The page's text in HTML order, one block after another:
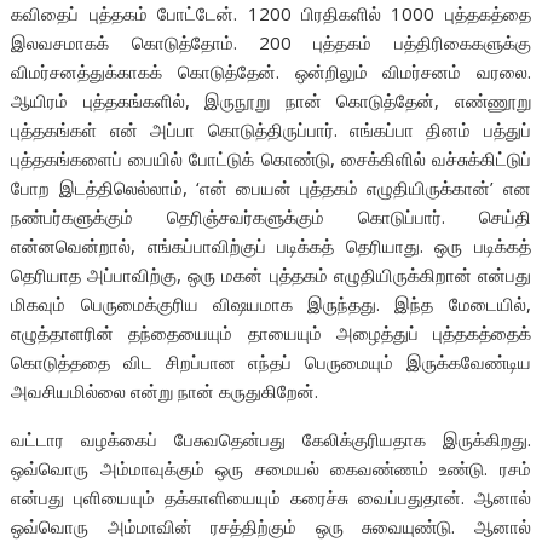
கவிதைப் புத்தகம் போட்டேன். 1200 பிரதிகளில் 1000 புத்தகத்தை
இலவசமாகக் கொடுத்தோம். 200 புத்தகம் பத்திரிகைகளுக்கு
விமர்சனத்துக்காகக் கொடுத்தேன். ஒன்றிலும் விமர்சனம் வரலை.
ஆயிரம் புத்தகங்களில், இருநூறு நான் கொடுத்தேன், எண்ணூறு
புத்தகங்கள் என் அப்பா கொடுத்திருப்பார். எங்கப்பா தினம் பத்துப்
புத்தகங்களைப் பையில் போட்டுக் கொண்டு, சைக்கிளில் வச்சுக்கிட்டுப்
போற இடத்திலெல்லாம், ‘என் பையன் புத்தகம் எழுதியிருக்கான்’ என
நண்பர்களுக்கும் தெரிஞ்சவர்களுக்கும் கொடுப்பார். செய்தி
என்னவென்றால், எங்கப்பாவிற்குப் படிக்கத் தெரியாது. ஒரு படிக்கத்
தெரியாத அப்பாவிற்கு, ஒரு மகன் புத்தகம் எழுதியிருக்கிறான் என்பது
மிகவும் பெருமைக்குரிய விஷயமாக இருந்தது. இந்த மேடையில்,
எழுத்தாளரின் தந்தையையும் தாயையும் அழைத்துப் புத்தகத்தைக்
கொடுத்ததை விட சிறப்பான எந்தப் பெருமையும் இருக்கவேண்டிய
அவசியமில்லை என்று நான் கருதுகிறேன்.
வட்டார வழக்கைப் பேசுவதென்பது கேலிக்குரியதாக இருக்கிறது.
ஒவ்வொரு அம்மாவுக்கும் ஒரு சமையல் கைவண்ணம் உண்டு. ரசம்
என்பது புளியையும் தக்காளியையும் கரைச்சு வைப்பதுதான். ஆனால்
ஒவ்வொரு அம்மாவின் ரசத்திற்கும் ஒரு சுவையுண்டு. ஆனால்